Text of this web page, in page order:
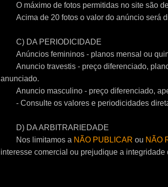
O máximo de fotos permitidas no site são
Acima de 20 fotos o valor do anúncio será
C) DA PERIODICIDADE
Anúncios femininos - planos mensal ou
Anuncio travestis - preço diferenciado,
anunciado.
Anuncio masculino - preço diferenciado,
- Consulte os valores e periodicidades
D) DA ARBITRARIEDADE
Nos limitamos a NÃO PUBLICAR ou NÃO
interesse comercial ou prejudique a integridade